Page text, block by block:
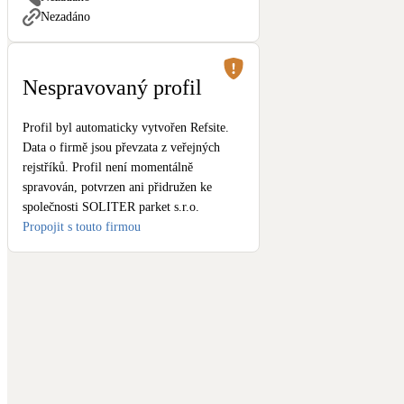
Stínicí technika
Žaluzie, markýzy, pergoly
LED osvětlení
Vnitřní i venkovní
Větrné elektrárny
Nezadáno
Nespravovaný profil
Profil byl automaticky vytvořen Refsite.
Data o firmě jsou převzata z veřejných
rejstříků. Profil není momentálně
spravován, potvrzen ani přidružen ke
společnosti SOLITER parket s.r.o.
Propojit s touto firmou